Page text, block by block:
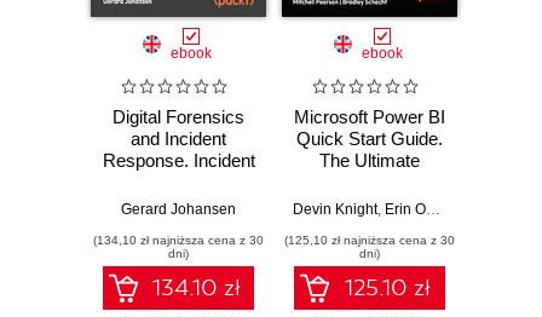
ebook
Digital Forensics
and Incident
Response. Incident
and techniques for
threat response -
Fourth Edition
Gerard Johansen
(134,10 zł najniższa cena z 30
dni)
134.10 zł
ebook
Microsoft Power BI
Quick Start Guide.
The Ultimate
to Power BI, Data
Tools, and
Microsoft Fabric -
Fourth Edition
Devin Knight, Erin Ostrowsky
(125,10 zł najniższa cena z 30
dni)
125.10 zł